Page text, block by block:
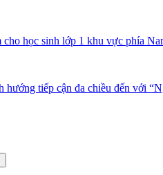
cho học sinh lớp 1 khu vực phía
tiếp cận đa chiều đến với